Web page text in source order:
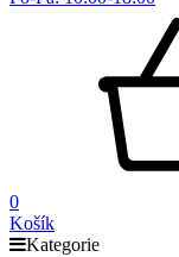
0
Košík
Kategorie